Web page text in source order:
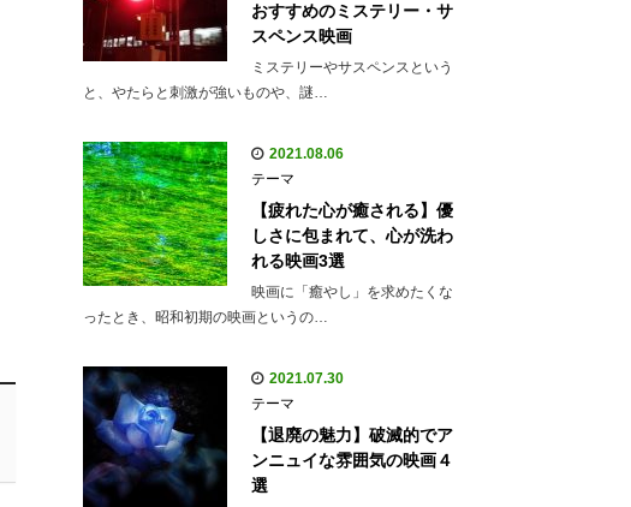
おすすめのミステリー・サ
スペンス映画
ミステリーやサスペンスという
と、やたらと刺激が強いものや、謎…
2021.08.06
テーマ
【疲れた心が癒される】優
しさに包まれて、心が洗わ
れる映画3選
映画に「癒やし」を求めたくな
ったとき、昭和初期の映画というの…
2021.07.30
テーマ
【退廃の魅力】破滅的でア
ンニュイな雰囲気の映画４
選